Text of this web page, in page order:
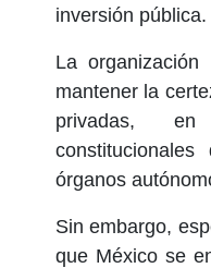
inversión pública.
La
mantener la
privadas,
órganos
Sin embargo,
que México se